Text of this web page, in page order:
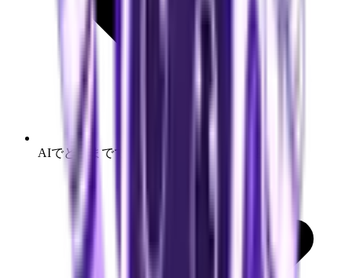
AIでどこまでできるか知りたい方も歓迎です。